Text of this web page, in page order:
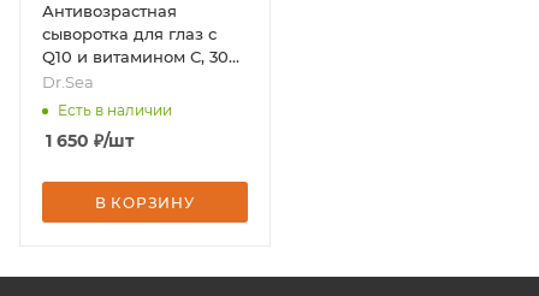
Антивозрастная
сыворотка для глаз с
Q10 и витамином С, 30
мл, бренд - Dr.Sea
Dr.Sea
Есть в наличии
1 650 ₽/шт
В КОРЗИНУ